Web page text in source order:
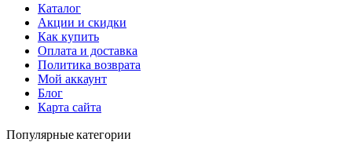
Каталог
Акции и скидки
Как купить
Оплата и доставка
Политика возврата
Мой аккаунт
Блог
Карта сайта
Популярные категории